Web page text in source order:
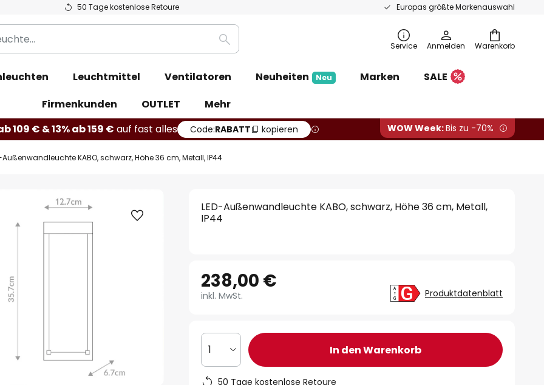
50 Tage kostenlose Retoure Europas größte Markenauswahl
Warenkorb
Suche Service Anmelden
Leuchtmittel Ventilatoren Neuheiten Neu Marken
SALE
Firmenkunden
OUTLET
Mehr
109 € & 13% ab 159 € auf fast alles Code:RABATT kopieren WOW Week:Bis zu -70%
Außenwandleuchte KABO, schwarz, Höhe 36 cm, Metall, IP44
LED-Außenwandleuchte KABO, schwarz, Höhe 36 cm, Metall,
IP44
238,00 €
inkl. MwSt. Produktdatenblatt
1 In den Warenkorb
50 Tage kostenlose Retoure